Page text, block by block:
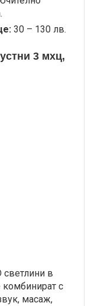
30 – 130 лв.
3 мхц,
светлини в
комбинират с
масаж,